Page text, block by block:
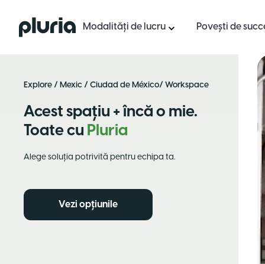
Logo Pluria Modalități de lucru Povești de
Explore / Mexic / Ciudad de México/ Workspace
Acest spațiu + încă o mie.
Toate cu Pluria
Alege soluția potrivită pentru echipa ta.
Vezi opțiunile